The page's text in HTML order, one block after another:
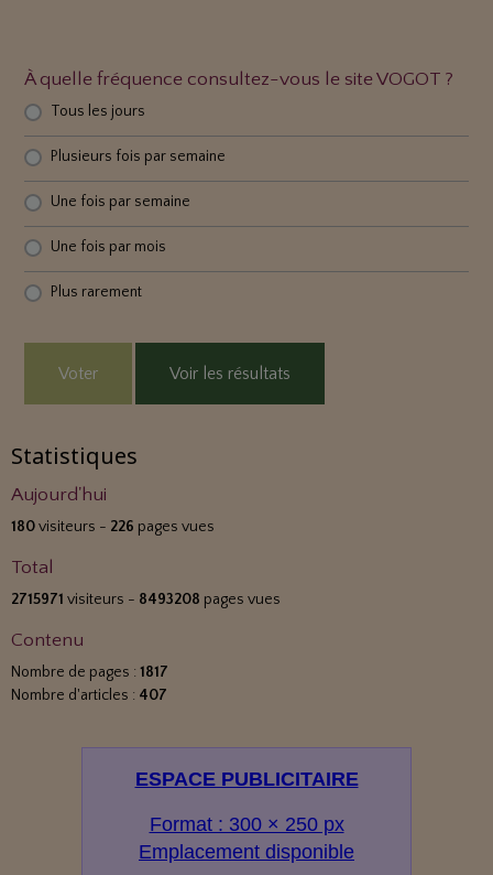
À quelle fréquence consultez-vous le site VOGOT ?
Tous les jours
Plusieurs fois par semaine
Une fois par semaine
Une fois par mois
Plus rarement
Voter Voir les résultats
Statistiques
Aujourd'hui
180visiteurs - 226 pages vues
Total
2715971 visiteurs - 8493208 pages vues
Contenu
Nombre de pages : 1817
Nombre d'articles : 407
ESPACE PUBLICITAIRE
Format : 300 × 250 px
Emplacement disponible